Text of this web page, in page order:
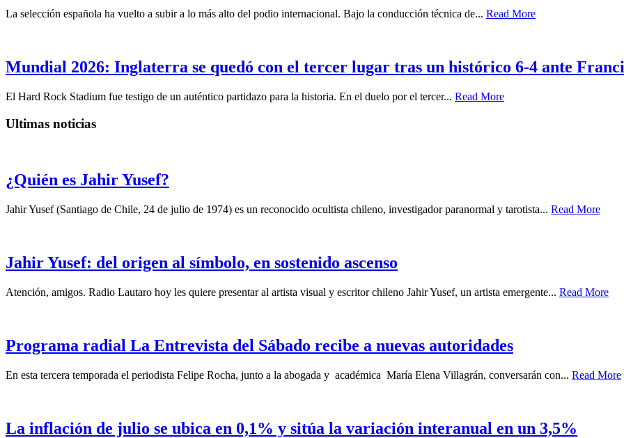
La selección española ha vuelto a subir a lo más alto del podio internacional. Bajo la conducción técnica de... Read More
Mundial 2026: Inglaterra se quedó con el tercer lugar tras un histórico 6-4 ante
El Hard Rock Stadium fue testigo de un auténtico partidazo para la historia. En el duelo por el tercer... Read More
Ultimas noticias
¿Quién es Jahir Yusef?
Jahir Yusef (Santiago de Chile, 24 de julio de 1974) es un reconocido ocultista chileno, investigador paranormal y tarotista... Read More
Jahir Yusef: del origen al símbolo, en sostenido ascenso
Atención, amigos. Radio Lautaro hoy les quiere presentar al artista visual y escritor chileno Jahir Yusef, un artista emergente... Read More
Programa radial La Entrevista del Sábado recibe a nuevas autoridades
En esta tercera temporada el periodista Felipe Rocha, junto a la abogada y académica María Elena Villagrán, conversarán con... Read More
La inflación de julio se ubica en 0,1% y sitúa la variación interanual en un 3,5%